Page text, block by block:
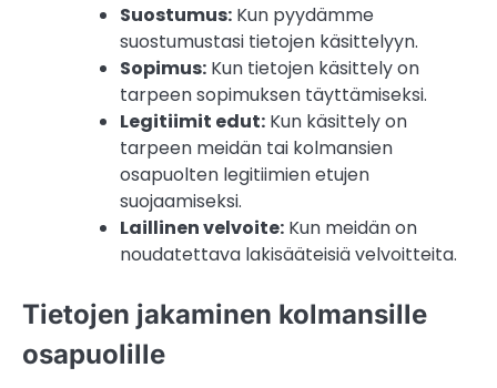
Suostumus: Kun pyydämme
suostumustasi tietojen käsittelyyn.
Sopimus: Kun tietojen käsittely on
tarpeen sopimuksen täyttämiseksi.
Legitiimit edut: Kun käsittely on
tarpeen meidän tai kolmansien
osapuolten legitiimien etujen
suojaamiseksi.
Laillinen velvoite: Kun meidän on
noudatettava lakisääteisiä velvoitteita.
Tietojen jakaminen kolmansille
osapuolille